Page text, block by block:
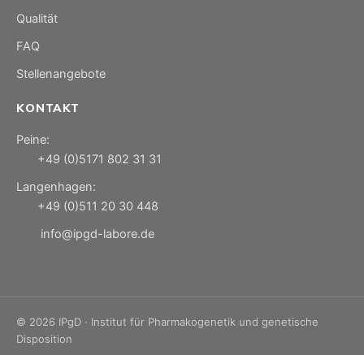
Qualität
FAQ
Stellenangebote
KONTAKT
Peine:
+49 (0)5171 802 31 31
Langenhagen:
+49 (0)511 20 30 448
info@ipgd-labore.de
© 2026 IPgD · Institut für Pharmakogenetik und genetische
Disposition